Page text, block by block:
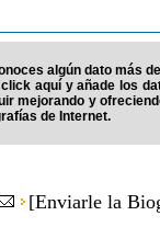
algún dato más
click aquí y añade los
mejorando y
de Internet.
[Enviarle la